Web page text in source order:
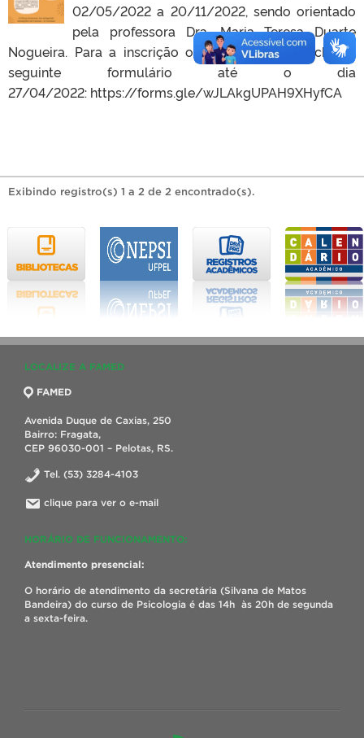
02/05/2022 a 20/11/2022, sendo orientado
pela professora Dra. Maria Teresa Duarte
Nogueira. Para a inscrição o aluno deve preencher o
seguinte formulário até o dia
27/04/2022: https://forms.gle/wJLAkgUPAH9XHyfCA
Exibindo registro(s) 1 a 2 de 2 encontrado(s).
LOCALIZE A FAMED
FAMED
Avenida Duque de Caxias, 250
Bairro: Fragata,
CEP 96030-001 – Pelotas, RS.
Tel. (53) 3284-4103
clique para ver o e-mail
HORÁRIO DE FUNCIONAMENTO:
Atendimento presencial:
O horário de atendimento da secretária (Silvana de Matos
Bandeira) do curso de Psicologia é das 14h às 20h de segunda
a sexta-feira.